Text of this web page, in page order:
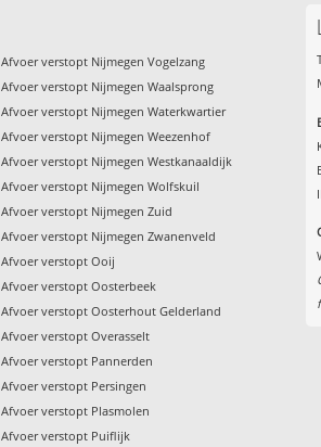
Afvoer verstopt Nijmegen Vogelzang
Afvoer verstopt Nijmegen Waalsprong
Afvoer verstopt Nijmegen Waterkwartier
Afvoer verstopt Nijmegen Weezenhof
Afvoer verstopt Nijmegen Westkanaaldijk
Afvoer verstopt Nijmegen Wolfskuil
Afvoer verstopt Nijmegen Zuid
Afvoer verstopt Nijmegen Zwanenveld
Afvoer verstopt Ooij
Afvoer verstopt Oosterbeek
Afvoer verstopt Oosterhout Gelderland
Afvoer verstopt Overasselt
Afvoer verstopt Pannerden
Afvoer verstopt Persingen
Afvoer verstopt Plasmolen
Afvoer verstopt Puiflijk